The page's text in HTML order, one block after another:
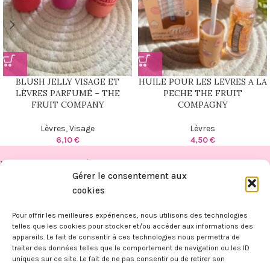
Gérer le consentement aux
cookies
Pour offrir les meilleures expériences, nous utilisons des technologies
telles que les cookies pour stocker et/ou accéder aux informations des
appareils. Le fait de consentir à ces technologies nous permettra de
traiter des données telles que le comportement de navigation ou les ID
uniques sur ce site. Le fait de ne pas consentir ou de retirer son
BLUSH JELLY VISAGE ET
LÈVRES PARFUMÉ – THE
FRUIT COMPANY
Lèvres,Visage
6,10€
HUILE POUR LES LEVRES A LA
PECHE THE FRUIT
COMPAGNY
Lèvres
4,50€
PUBLICATIONS RÉCENTES
BOUTIQUE
INFORMATIONS
FITAHIANA Mentions légales - CGV - CGU - Confidentialité -